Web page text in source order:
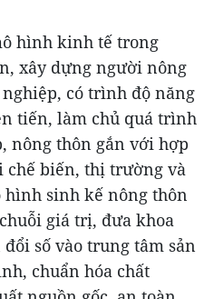
hình kinh tế trong
xây dựng người nông
có trình độ năng
tiến, làm chủ quá trình
nông thôn gắn với hợp
chế biến, thị trường và
sinh kế nông thôn
giá trị, đưa khoa
số vào trung tâm sản
chuẩn hóa chất